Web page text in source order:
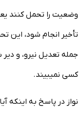
وضعیت را تحمل کنند
تأخیر انجام شود،
جمله تعدیل نیرو، و
کسی نمیبیند.
نواز در پاسخ به اینکه